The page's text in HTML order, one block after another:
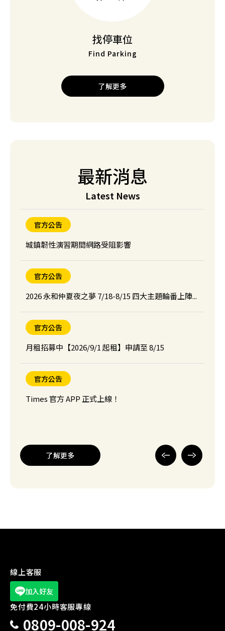
找停車位
Find Parking
了解更多
最新消息
Latest News
【桃園】Times 中壢環中東路停車場
【桃園】Times 龍潭華南路一段停車場
【新北】Times 林口福樺中央大樓停車場
官方公告
城鎮韌性演習期間網路受阻影響
官方公告
2026 永和仲夏夜之夢 7/18-8/15 四大主題輪番上陣...
官方公告
月租招募中【2026/9/1 起租】申請至 8/15
官方公告
Times 官方 APP 正式上線！
入住Times主題房送限量好禮活動
新場開幕
【桃園】Times 龍潭華南路一段停車場
了解更多
線上客服
加入好友
免付費24小時客服專線
0809-008-924